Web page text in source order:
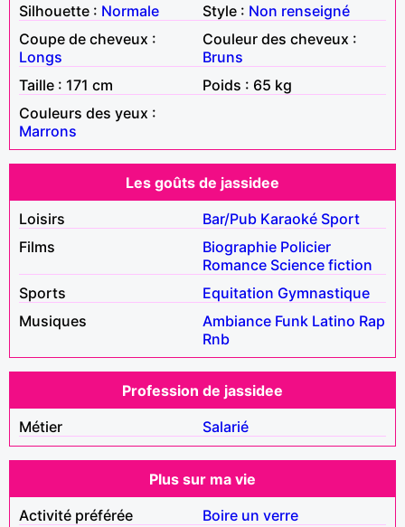
Silhouette : Normale Style : Non renseigné
Coupe de cheveux :
Longs
Couleur des cheveux :
Bruns
Taille : 171 cm
Poids : 65 kg
Couleurs des yeux :
Marrons
Les goûts de jassidee
Loisirs
Bar/Pub Karaoké Sport
Films
Biographie Policier
Romance Science fiction
Sports
Equitation Gymnastique
Musiques
Ambiance Funk Latino Rap
Rnb
Profession de jassidee
Métier
Salarié
Plus sur ma vie
Activité préférée
Boire un verre